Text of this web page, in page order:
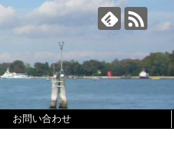
お問い合わせ